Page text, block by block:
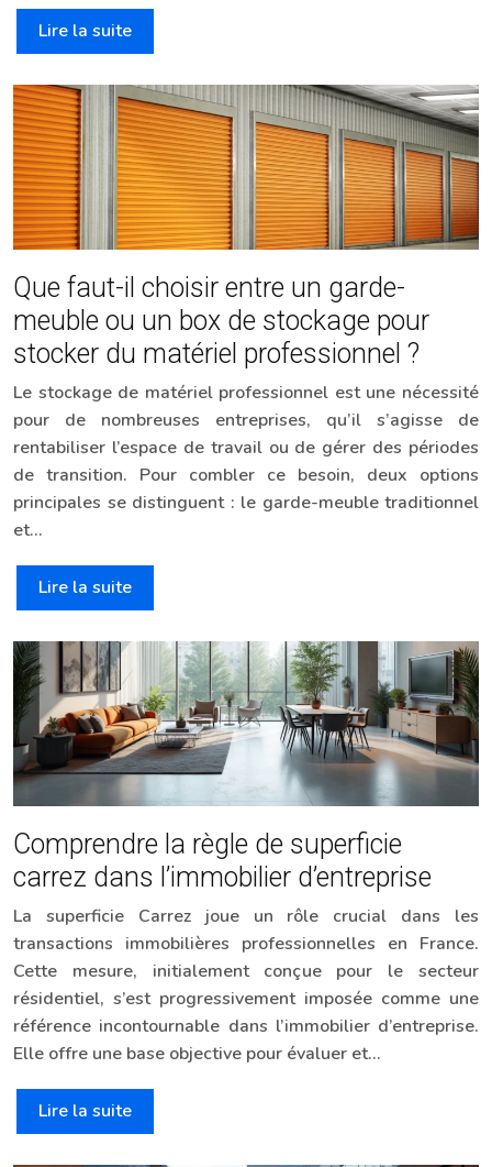
Lire la suite
Que faut-il choisir entre un garde-
meuble ou un box de stockage pour
stocker du matériel professionnel ?
Le stockage de matériel professionnel est une nécessité
pour de nombreuses entreprises, qu’il s’agisse de
rentabiliser l’espace de travail ou de gérer des périodes
de transition. Pour combler ce besoin, deux options
principales se distinguent : le garde-meuble traditionnel
et…
Lire la suite
Comprendre la règle de superficie
carrez dans l’immobilier d’entreprise
La superficie Carrez joue un rôle crucial dans les
transactions immobilières professionnelles en France.
Cette mesure, initialement conçue pour le secteur
résidentiel, s’est progressivement imposée comme une
référence incontournable dans l’immobilier d’entreprise.
Elle offre une base objective pour évaluer et…
Lire la suite